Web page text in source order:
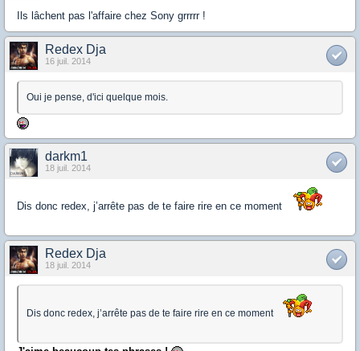
Ils lâchent pas l'affaire chez Sony grrrrr !
Redex Dja
16 juil. 2014
Oui je pense, d'ici quelque mois.
darkm1
18 juil. 2014
Dis donc redex, j’arrête pas de te faire rire en ce moment
Redex Dja
18 juil. 2014
Dis donc redex, j’arrête pas de te faire rire en ce moment